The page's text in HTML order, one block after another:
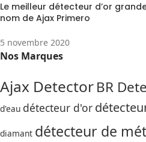
Le meilleur détecteur d’or
nom de Ajax Primero
5 novembre 2020
Nos Marques
Ajax DetectorBR
d'eau détecteur d'or
diamant détecteur de